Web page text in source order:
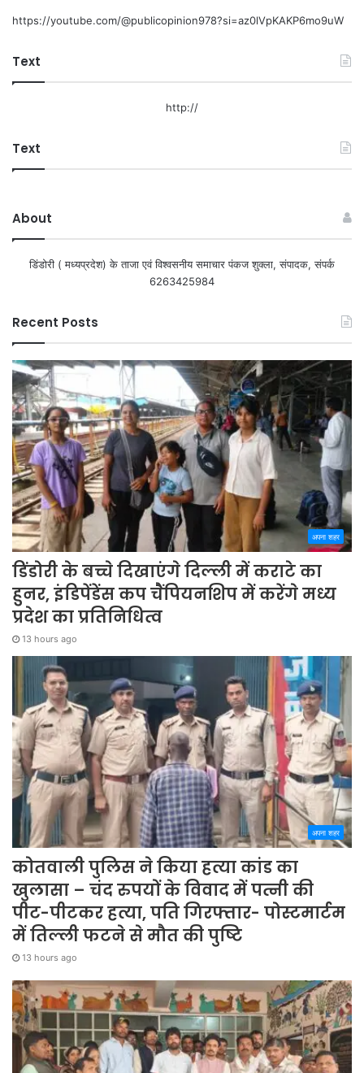
https://youtube.com/@publicopinion978?si=az0lVpKAKP6mo9uW
Text
http://
Text
About
डिंडोरी ( मध्यप्रदेश) के ताजा एवं विश्वसनीय समाचार पंकज शुक्ला, संपादक, संपर्क
6263425984
Recent Posts
अपना शहर
डिंडोरी के बच्चे दिखाएंगे दिल्ली में कराटे का
हुनर, इंडिपेंडेंस कप चैंपियनशिप में करेंगे मध्य
प्रदेश का प्रतिनिधित्व
13 hours ago
अपना शहर
कोतवाली पुलिस ने किया हत्या कांड का
खुलासा – चंद रुपयों के विवाद में पत्नी की
पीट-पीटकर हत्या, पति गिरफ्तार- पोस्टमार्टम
में तिल्ली फटने से मौत की पुष्टि
13 hours ago